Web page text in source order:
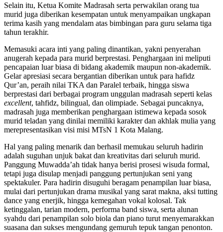
Selain itu, Ketua Komite Madrasah serta perwakilan orang tua
murid juga diberikan kesempatan untuk menyampaikan ungkapan
terima kasih yang mendalam atas bimbingan para guru selama tiga
tahun terakhir.
Memasuki acara inti yang paling dinantikan, yakni penyerahan
anugerah kepada para murid berprestasi. Penghargaan ini meliputi
pencapaian luar biasa di bidang akademik maupun non-akademik.
Gelar apresiasi secara bergantian diberikan untuk para hafidz
Qur’an, peraih nilai TKA dan Paralel terbaik, hingga siswa
berprestasi dari berbagai program unggulan madrasah seperti kelas
excellent, tahfidz, bilingual, dan olimpiade. Sebagai puncaknya,
madrasah juga memberikan penghargaan istimewa kepada sosok
murid teladan yang dinilai memiliki karakter dan akhlak mulia yang
merepresentasikan visi misi MTsN 1 Kota Malang.
Hal yang paling menarik dan berhasil memukau seluruh hadirin
adalah suguhan unjuk bakat dan kreativitas dari seluruh murid.
Panggung Muwadda’ah tidak hanya berisi prosesi wisuda formal,
tetapi juga disulap menjadi panggung pertunjukan seni yang
spektakuler. Para hadirin disuguhi beragam penampilan luar biasa,
mulai dari pertunjukan drama musikal yang sarat makna, aksi tutting
dance yang enerjik, hingga kemegahan vokal kolosal. Tak
ketinggalan, tarian modern, performa band siswa, serta alunan
syahdu dari penampilan solo biola dan piano turut menyemarakkan
suasana dan sukses mengundang gemuruh tepuk tangan penonton.